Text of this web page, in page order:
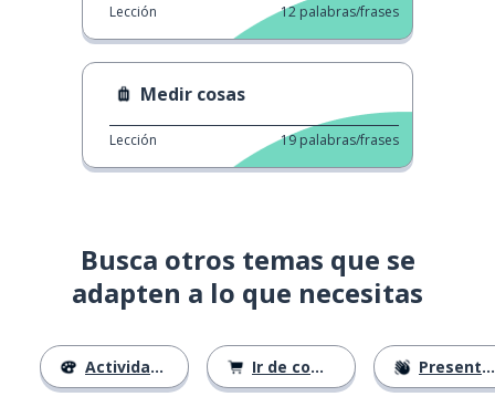
Lección 12 palabras/frases
Medir cosas
Lección 19 palabras/frases
Busca otros temas que se
adapten a lo que necesitas
Actividades Ir de compras Presentándose